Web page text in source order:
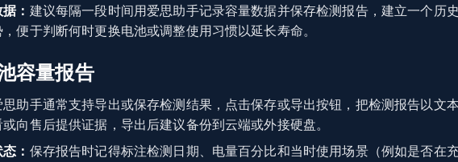
： 建议每隔一段时间用爱思助手记录容量数据并保存检测报告，建立一个历
便于判断何时更换电池或调整使用习惯以延长寿命。
容量报告
思助手通常支持导出或保存检测结果，点击保存或导出按钮，把检测报告以文
向售后提供证据，导出后建议备份到云端或外接硬盘。
： 保存报告时记得标注检测日期、电量百分比和当时使用场景（例如是否在